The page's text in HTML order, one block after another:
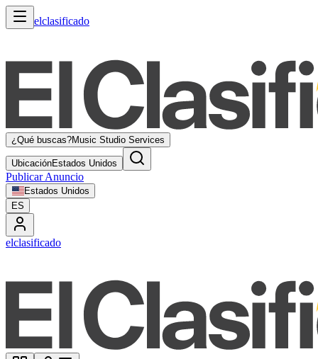
elclasificado
¿Qué buscas?Music Studio Services
UbicaciónEstados Unidos
Publicar Anuncio
Estados Unidos
ES
elclasificado